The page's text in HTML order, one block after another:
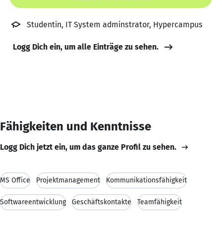
Studentin, IT System adminstrator, Hypercampus
Logg Dich ein, um alle Einträge zu sehen.
Fähigkeiten und Kenntnisse
Logg Dich jetzt ein, um das ganze Profil zu sehen.
MS Office Projektmanagement Kommunikationsfähigkeit
Softwareentwicklung Geschäftskontakte Teamfähigkeit